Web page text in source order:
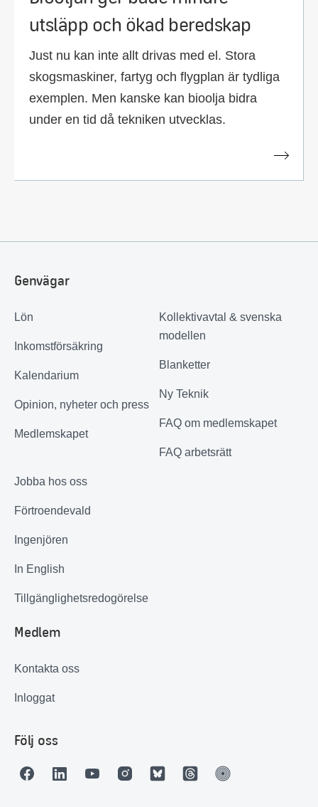
utsläpp och ökad beredskap
Just nu kan inte allt drivas med el. Stora
skogsmaskiner, fartyg och flygplan är tydliga
exemplen. Men kanske kan bioolja bidra
under en tid då tekniken utvecklas.
Genvägar
Lön
Inkomstförsäkring
Kalendarium
Opinion, nyheter och press
Medlemskapet
Kollektivavtal & svenska
modellen
Blanketter
Ny Teknik
FAQ om medlemskapet
FAQ arbetsrätt
Jobba hos oss
Förtroendevald
Ingenjören
In English
Tillgänglighetsredogörelse
Medlem
Kontakta oss
Inloggat
Följ oss